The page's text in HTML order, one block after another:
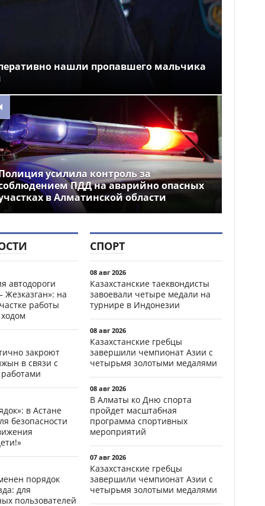
нашли пропавшего мальчика
усилила контроль за
ПДД на аварийно опасных
в Алматинской области
автодороги
Жезказган»: на
работы
закроют
в связи с
в Астане
безопасности
порядок
для
пользователей
СПОРТ
08 авг 2026
Казахстанские таеквондисты
завоевали четыре медали на
турнире в Индонезии
08 авг 2026
Казахстанские гребцы
завершили чемпионат Азии с
четырьмя золотыми медалями
08 авг 2026
В Алматы ко Дню спорта
пройдет масштабная
программа спортивных
мероприятий
07 авг 2026
Казахстанские гребцы
завершили чемпионат Азии с
четырьмя золотыми медалями